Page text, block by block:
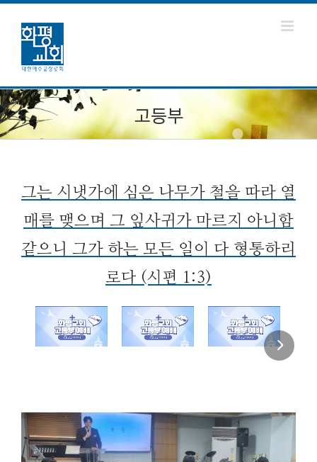
고등부
그는 시냇가에 심은 나무가 철을 따라 열
매를 맺으며 그 잎사귀가 마르지 아니함
같으니 그가 하는 모든 일이 다 형통하리
로다 (시편 1:3)